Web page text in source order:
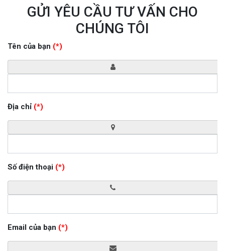
GỬI YÊU CẦU TƯ VẤN CHO
CHÚNG TÔI
Tên của bạn (*)
Địa chỉ (*)
Số điện thoại (*)
Email của bạn (*)